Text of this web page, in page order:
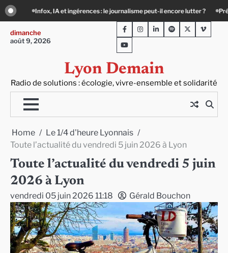
Skip
to
content
peut-il encore lutter ? Précarité, canicule, solitude : quand le lien social
dimanche
août 9, 2026
Lyon Demain
Radio de solutions : écologie, vivre-ensemble et solidarité
FacebookInstagram
LinkedInSpotifyTwitterViméo
Youtube
Home
Le 1/4 d'heure Lyonnais
Toute l’actualité du vendredi 5 juin 2026 à Lyon
Toute l’actualité du vendredi 5 juin
2026 à Lyon
vendredi 05 juin 2026 11:18 Gérald Bouchon